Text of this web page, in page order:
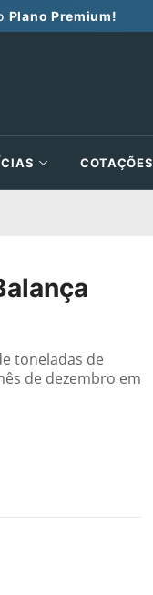
Plano Premium!
COTAÇÕES
toneladas de
de dezembro em